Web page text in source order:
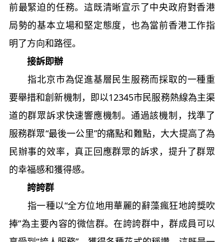
前最緊迫的任務。這既清晰宣示了中央政府對香港
局勢的基本立場和堅定態度，也為當前香港工作指
明了方向和路徑。
接訴即辦
指北京市為促進基層民生服務而採取的一種重
要舉措和創新機制，即以12345市民服務熱線為主渠
道的群眾訴求快速響應機制。通過該機制，找準了
服務群眾“最後一公里”的痛點和難點，大大提高了為
民辦事的效率，真正回應群眾的訴求，提升了群眾
的幸福感和獲得感。
誇誇群
指一種以“全方位地用華麗的辭藻瘋狂地誇獎吹
捧”為主要內容的微信群。在誇誇群中，群成員可以